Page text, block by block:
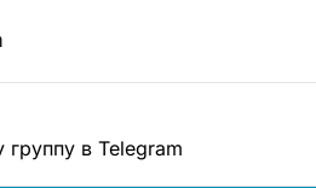
в Telegram